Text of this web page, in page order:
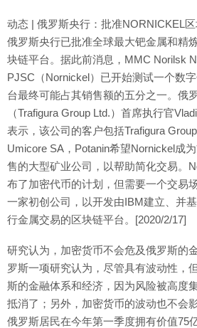
动态 | 俄罗斯央行：批准NORNICKEL区
俄罗斯央行已批准全球最大钯金属和精
块链平台。据此前消息，MMC Norilsk
PJSC（Nornickel）已开始测试一个数
台最终可能占其销售额的五分之一。俄
（Trafigura Group Ltd.）首席执行官
表示，该公司的客户包括Trafigura
Umicore SA，Potanin希望Nornickel成
售的大型矿业公司，以帮助简化交易。
布了加密代币的计划，但需要一个交易
一家初创公司，以开发由IBM建立、并
行金属交易的区块链平台。[2020/2/17]
研究认为，加密货币不会危及俄罗斯的
罗斯一项研究认为，尽管具有波动性，
斯的金融体系和经济，因为风险被高度
抵消了；另外，加密货币的波动也不会
俄罗斯居民在今年第一季度拥有价值75